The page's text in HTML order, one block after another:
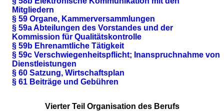
Mitgliedern
§ 59 Organe, Kammerversammlungen
§ 59a Abteilungen des Vorstandes und der
Kommission für Qualitätskontrolle
§ 59b Ehrenamtliche Tätigkeit
§ 59c Verschwiegenheitspflicht; Inanspruchnahme von
Dienstleistungen
§ 60 Satzung, Wirtschaftsplan
§ 61 Beiträge und Gebühren
Vierter Teil Organisation des Berufs